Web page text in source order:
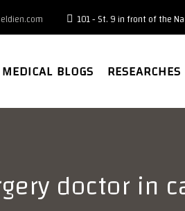
101 - St. 9 in front of the
MEDICAL BLOGS RESEARCHES
doctor in